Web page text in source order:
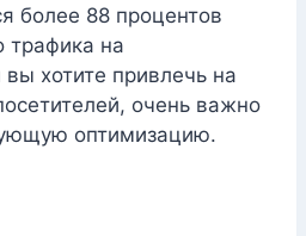
более 88 процентов
трафика на
хотите привлечь на
очень важно
оптимизацию.